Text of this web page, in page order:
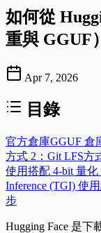
如何從
重與 GGUF）
Apr 7, 2026
目錄
官方倉庫GGUF 倉
方式 2：Git LFS方
使用搭配 4-bit 量化
Inference (TGI) 使用
步
Hugging Face 是下